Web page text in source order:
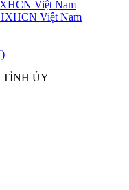
Việt Nam
Việt Nam
TỈNH ỦY